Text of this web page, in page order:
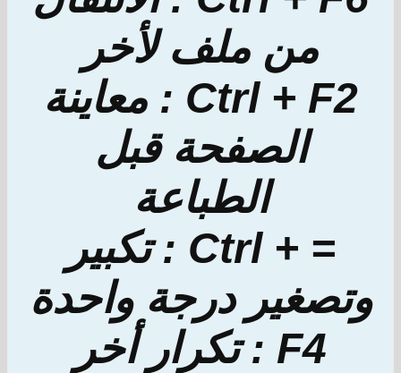
من ملف لأخر
Ctrl + F2 : معاينة
الصفحة قبل
الطباعة
= + Ctrl : تكبير
وتصغير درجة واحدة
F4 : تكرار أخر